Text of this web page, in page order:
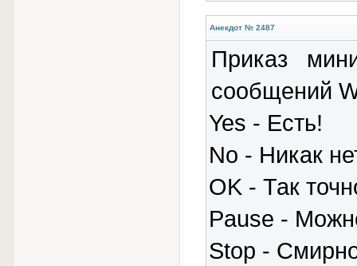
Анекдот № 2487
Приказ
сообщений
Yes - Есть!
No - Никак
OK - Так
Pause -
Stop -